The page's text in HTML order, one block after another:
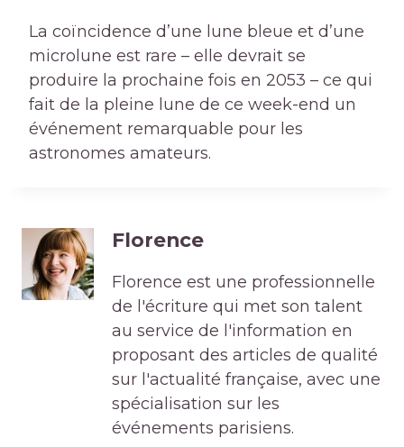
La coïncidence d’une lune bleue et d’une
microlune est rare – elle devrait se
produire la prochaine fois en 2053 – ce qui
fait de la pleine lune de ce week-end un
événement remarquable pour les
astronomes amateurs.
Florence
Florence est une professionnelle
de l'écriture qui met son talent
au service de l'information en
proposant des articles de qualité
sur l'actualité française, avec une
spécialisation sur les
événements parisiens.